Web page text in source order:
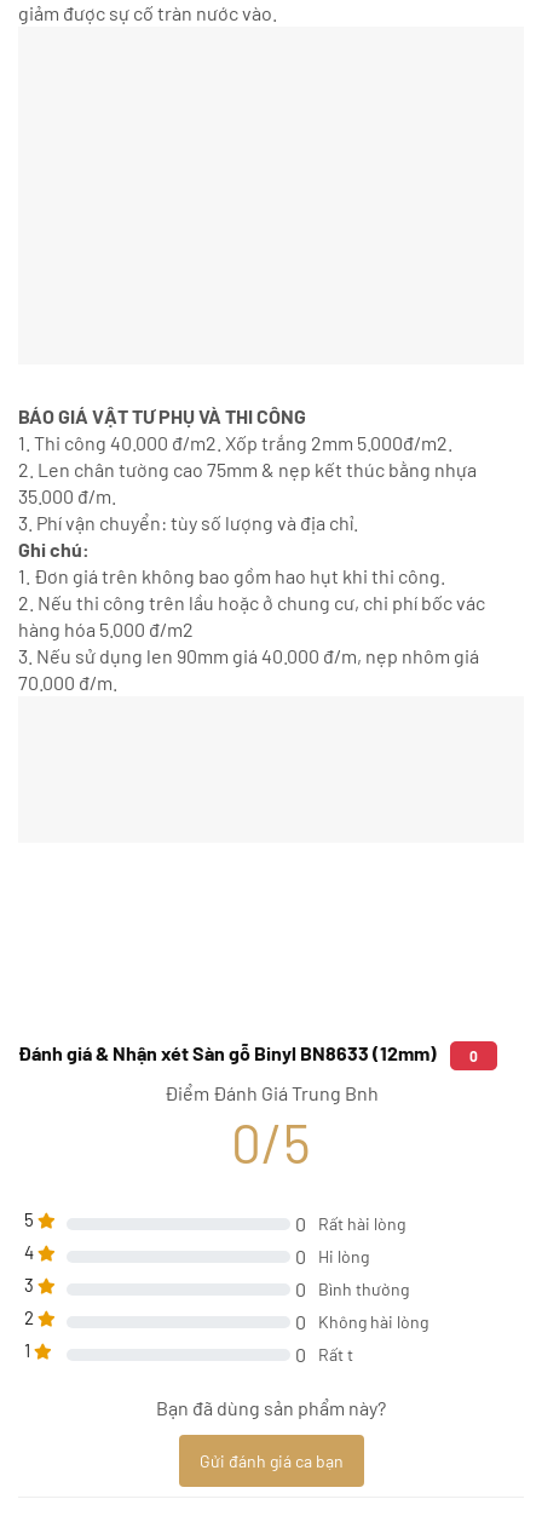
giảm được sự cố tràn nước vào.
BÁO GIÁ VẬT TƯ PHỤ VÀ THI CÔNG
1. Thi công 40.000 đ/m2. Xốp trắng 2mm 5.000đ/m2.
2. Len chân tường cao 75mm & nẹp kết thúc bằng nhựa
35.000 đ/m.
3. Phí vận chuyển: tùy số lượng và địa chỉ.
Ghi chú:
1. Đơn giá trên không bao gồm hao hụt khi thi công.
2. Nếu thi công trên lầu hoặc ở chung cư, chi phí bốc vác
hàng hóa 5.000 đ/m2
3. Nếu sử dụng len 90mm giá 40.000 đ/m, nẹp nhôm giá
70.000 đ/m.
Đánh giá & Nhận xét Sàn gỗ Binyl BN8633 (12mm) 0
Điểm Đánh Giá Trung Bnh
0/5
5 0 Rất hài lòng
4 0 Hi lòng
3 0 Bình thường
2 0 Không hài lòng
1 0 Rất t
Bạn đã dùng sản phẩm này?
Gửi đánh giá ca bạn